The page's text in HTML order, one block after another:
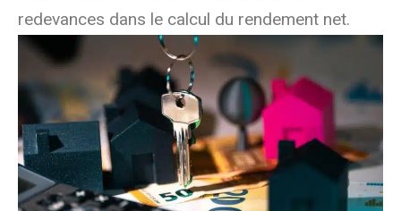
redevances dans le calcul du rendement net.